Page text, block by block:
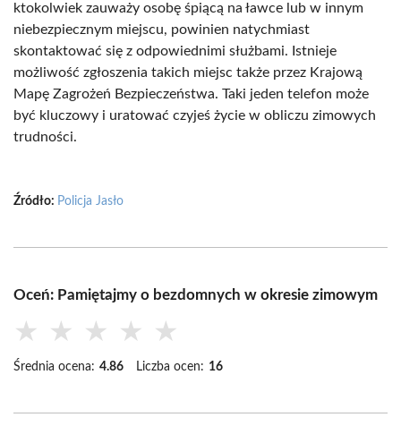
ktokolwiek zauważy osobę śpiącą na ławce lub w innym
niebezpiecznym miejscu, powinien natychmiast
skontaktować się z odpowiednimi służbami. Istnieje
możliwość zgłoszenia takich miejsc także przez Krajową
Mapę Zagrożeń Bezpieczeństwa. Taki jeden telefon może
być kluczowy i uratować czyjeś życie w obliczu zimowych
trudności.
Źródło: Policja Jasło
Oceń: Pamiętajmy o bezdomnych w okresie zimowym
★ ★ ★ ★ ★
Średnia ocena: 4.86 Liczba ocen: 16